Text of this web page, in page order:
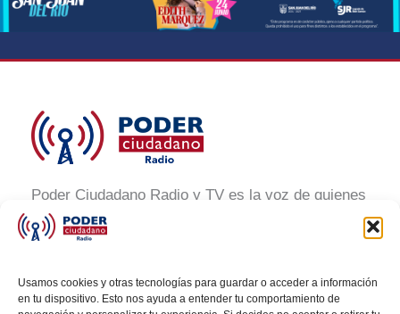
Usamos cookies y otras tecnologías para guardar o acceder a información
en tu dispositivo. Esto nos ayuda a entender tu comportamiento de
Poder Ciudadano Radio y TV es la voz de quienes
buscan un México informado y participativo.
Nuestro compromiso es conectar con la
transformación social a través de noticias claras,